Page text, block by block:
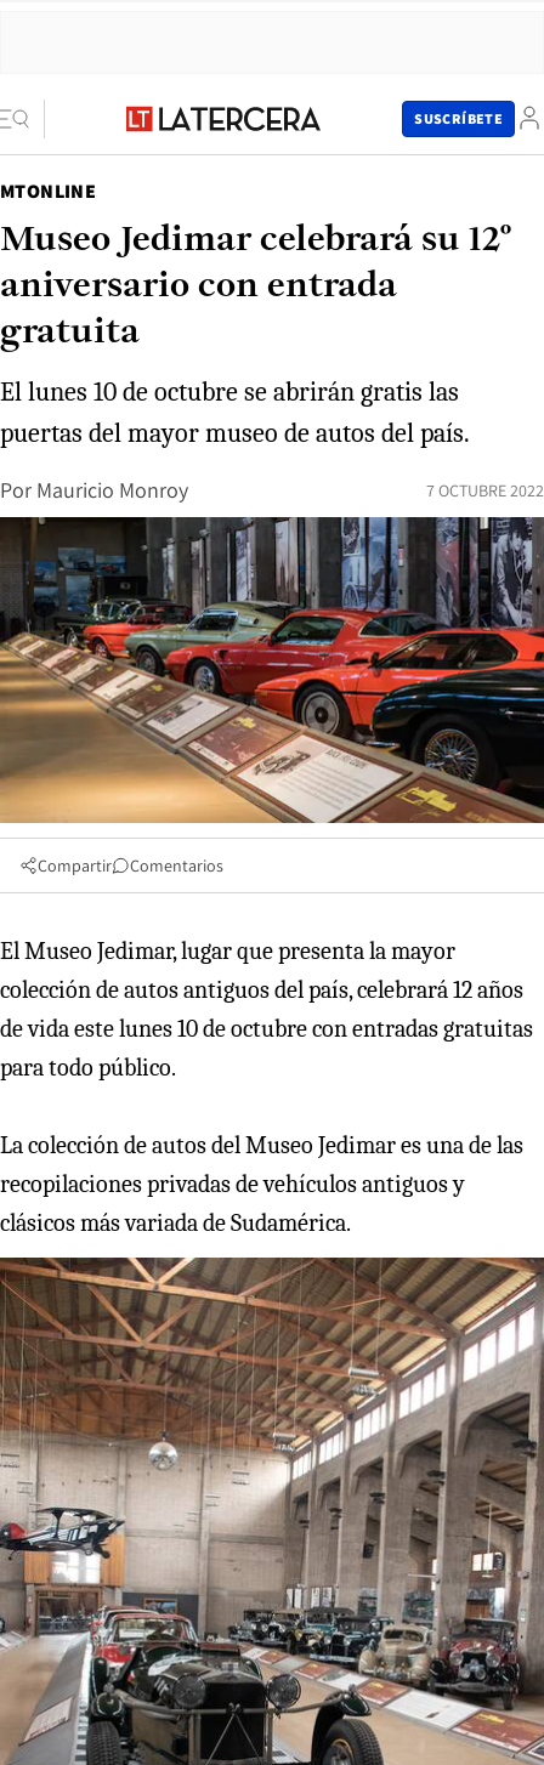
SUSCRÍBETE
MTONLINE
Museo Jedimar celebrará su 12°
aniversario con entrada
gratuita
El lunes 10 de octubre se abrirán gratis las
puertas del mayor museo de autos del país.
Por Mauricio Monroy 7 OCTUBRE 2022
Compartir Comentarios
El Museo Jedimar, lugar que presenta la mayor
colección de autos antiguos del país, celebrará 12 años
de vida este lunes 10 de octubre con entradas gratuitas
para todo público.
La colección de autos del Museo Jedimar es una de las
recopilaciones privadas de vehículos antiguos y
clásicos más variada de Sudamérica.